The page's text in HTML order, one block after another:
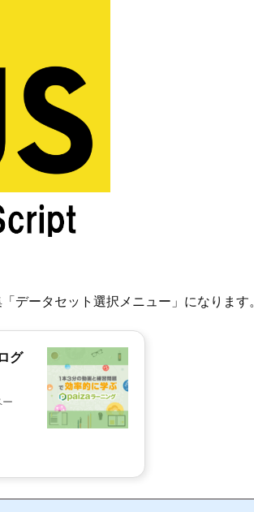
データセット選択メニュー」になります。
グ